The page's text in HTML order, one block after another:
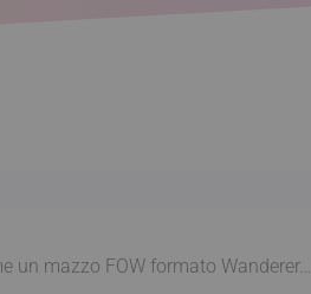
un mazzo FOW formato Wanderer…